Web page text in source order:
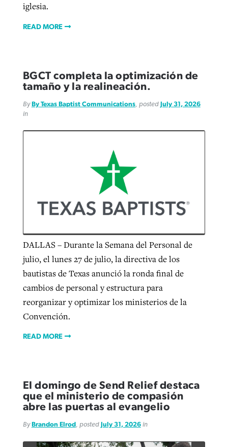
iglesia.
READ MORE
BGCT completa la optimización de
tamaño y la realineación.
ByBy Texas Baptist Communications, posted July 31, 2026
in
DALLAS – Durante la Semana del Personal de
julio, el lunes 27 de julio, la directiva de los
bautistas de Texas anunció la ronda final de
cambios de personal y estructura para
reorganizar y optimizar los ministerios de la
Convención.
READ MORE
El domingo de Send Relief destaca
que el ministerio de compasión
abre las puertas al evangelio
By Brandon Elrod , posted July 31, 2026in